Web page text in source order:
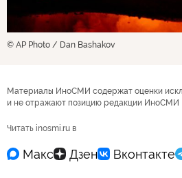
© AP Photo / Dan Bashakov
Материалы ИноСМИ содержат оценки
и не отражают позицию редакции ИноСМИ
Читать inosmi.ru в